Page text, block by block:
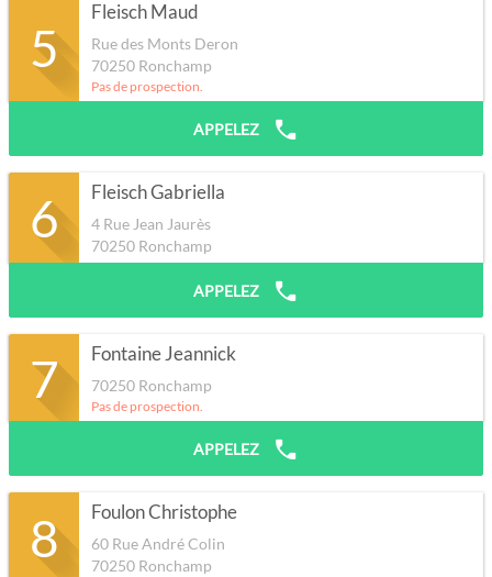
5
Fleisch Maud
Rue des Monts Deron
70250 Ronchamp
Pas de prospection.
APPELEZ
6 Fleisch Gabriella
4 Rue Jean Jaurès
70250 Ronchamp
APPELEZ
7 Fontaine Jeannick
70250 Ronchamp
Pas de prospection.
APPELEZ
8 Foulon Christophe
60 Rue André Colin
70250 Ronchamp